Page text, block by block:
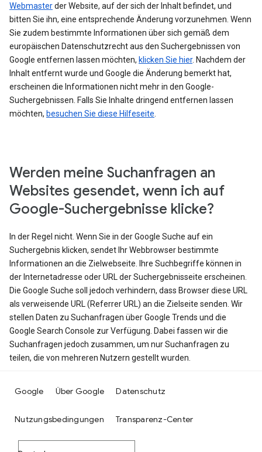
Webmasterder Website, auf der sich der Inhalt befindet, und
bitten Sie ihn, eine entsprechende Änderung vorzunehmen. Wenn
Sie zudem bestimmte Informationen über sich gemäß dem
europäischen Datenschutzrecht aus den Suchergebnissen von
Google entfernen lassen möchten, klicken Sie hier. Nachdem der
Inhalt entfernt wurde und Google die Änderung bemerkt hat,
erscheinen die Informationen nicht mehr in den Google-
Suchergebnissen. Falls Sie Inhalte dringend entfernen lassen
möchten, besuchen Sie diese Hilfeseite
Werden meine Suchanfragen an
Websites gesendet, wenn ich auf
Google-Suchergebnisse klicke?
In der Regel nicht. Wenn Sie in der Google Suche auf ein
Suchergebnis klicken, sendet Ihr Webbrowser bestimmte
Informationen an die Zielwebseite. Ihre Suchbegriffe können in
der Internetadresse oder URL der Suchergebnisseite erscheinen.
Die Google Suche soll jedoch verhindern, dass Browser diese URL
als verweisende URL (Referrer URL) an die Zielseite senden. Wir
stellen Daten zu Suchanfragen über Google Trends und die
Google Search Console zur Verfügung. Dabei fassen wir die
Suchanfragen jedoch zusammen, um nur Suchanfragen zu
teilen, die von mehreren Nutzern gestellt wurden.
Google Über Google Datenschutz
Nutzungsbedingungen Transparenz-Center